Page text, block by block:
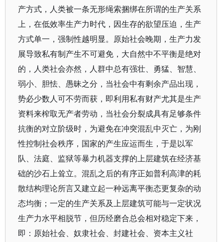
产方式，人类被一条无形绳索捆绑在所谓的生产关系
上，在低效率生产力时代，因生存的欲望压迫，生产
方式单一，强制性越明显。原始社会晚期，生产力发
展导致私有制产生不可避免，大自然中不平衡是绝对
的，人类社会亦然，人群中总有强壮、勇猛、智慧、
弱小、胆怯、愚昧之分，当社会中有剩余产品出现，
势必少数人可不劳而获，即利用私有财产尤其是生产
资料来榨取无产者劳动，当社会分裂成具有足够条件
抗衡的对立阶级时，为避免在冲突混乱中灭亡，为刚
性控制社会秩序，国家的产生应运而生，于是以军
队、法庭、监狱等暴力机器支撑的上层建筑在经济基
础的沙石上耸立。混乱之后的有序正如普利高津的耗
散结构理论所言又建立起一种远离平衡态更复杂的动
态均衡；一定的生产关系及上层建筑可能与一定状况
生产力水平相脱节，但历经磨合总会相对稳定下来，
即：原始社会、奴隶社会、封建社会、资本主义社